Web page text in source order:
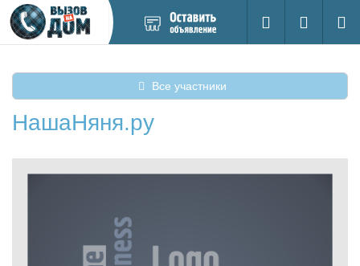
новое
Поиск
Вход на
Все участники
НашаНяня.ру